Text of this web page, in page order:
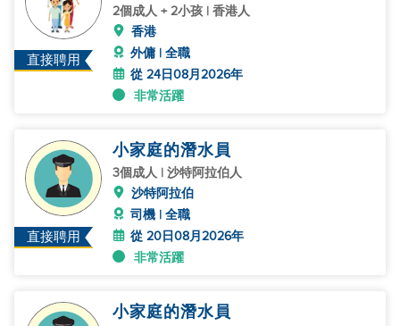
直接聘用
2個成人 + 2小孩 | 香港人
香港
外傭 | 全職
從 24日08月2026年
非常活躍
直接聘用
小家庭的潛水員
3個成人 | 沙特阿拉伯人
沙特阿拉伯
司機 | 全職
從 20日08月2026年
非常活躍
小家庭的潛水員